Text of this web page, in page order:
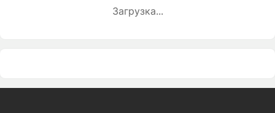
Загрузка...